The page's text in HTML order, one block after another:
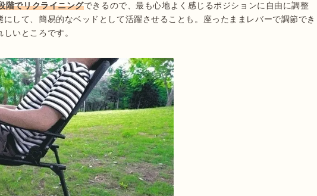
階でリクライニングできるので、最も心地よく感じるポジションに自由に調整
して、簡易的なベッドとして活躍させることも。座ったままレバーで調節でき
いところです。